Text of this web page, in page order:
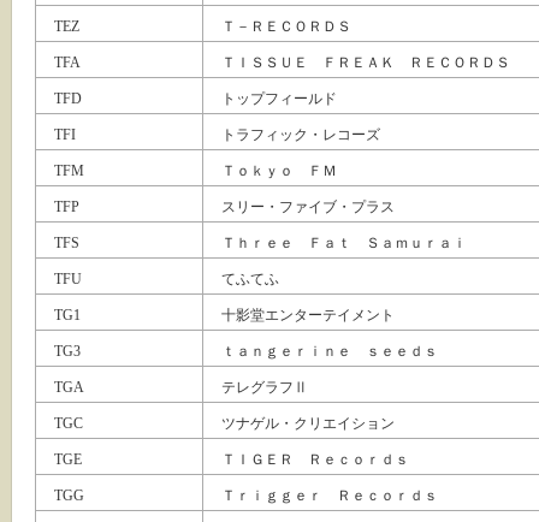
TEZ Ｔ－ＲＥＣＯＲＤＳ
TFA ＴＩＳＳＵＥ ＦＲＥＡＫ ＲＥＣＯＲＤＳ
TFD トップフィールド
TFI トラフィック・レコーズ
TFM Ｔｏｋｙｏ ＦＭ
TFP スリー・ファイブ・プラス
TFS Ｔｈｒｅｅ Ｆａｔ Ｓａｍｕｒａｉ
TFU てふてふ
TG1 十影堂エンターテイメント
TG3 ｔａｎｇｅｒｉｎｅ ｓｅｅｄｓ
TGA テレグラフⅡ
TGC ツナゲル・クリエイション
TGE ＴＩＧＥＲ Ｒｅｃｏｒｄｓ
TGG Ｔｒｉｇｇｅｒ Ｒｅｃｏｒｄｓ